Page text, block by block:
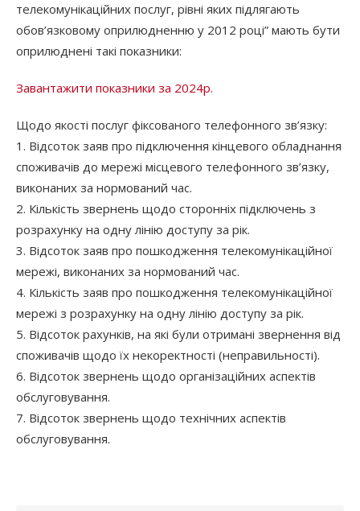
телекомунікаційних послуг, рівні яких підлягають
обов’язковому оприлюдненню у 2012 році” мають бути
оприлюднені такі показники:
Завантажити показники за 2024р.
Щодо якості послуг фіксованого телефонного зв’язку:
1. Відсоток заяв про підключення кінцевого обладнання
споживачів до мережі місцевого телефонного зв’язку,
виконаних за нормований час.
2. Кількість звернень щодо сторонніх підключень з
розрахунку на одну лінію доступу за рік.
3. Відсоток заяв про пошкодження телекомунікаційної
мережі, виконаних за нормований час.
4. Кількість заяв про пошкодження телекомунікаційної
мережі з розрахунку на одну лінію доступу за рік.
5. Відсоток рахунків, на які були отримані звернення від
споживачів щодо їх некоректності (неправильності).
6. Відсоток звернень щодо організаційних аспектів
обслуговування.
7. Відсоток звернень щодо технічних аспектів
обслуговування.